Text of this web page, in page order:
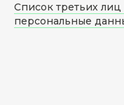
Список третьих
персональные